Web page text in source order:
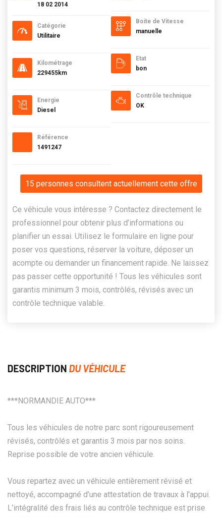
18 02 2014
Catégorie
Utilitaire
Kilométrage
229455km
Energie
Diesel
Référence
1491247
Boite de Vitesse
manuelle
Etat
bon
Contrôle technique
OK
15 personnes consultent actuellement cette offre
Ce véhicule vous intéresse ? Contactez directement le
professionnel pour obtenir plus d’informations ou
planifier un essai. Utilisez le formulaire en ligne pour
poser vos questions, réserver la voiture, déposer un
acompte ou demander un financement rapide. Ne laissez
pas passer cette opportunité ! Tous les véhicules sont
garantis minimum 3 mois, contrôlés, révisés avec un
contrôle technique valable.
DESCRIPTION DU VÉHICULE
***NORMANDIE AUTO***
Tous les véhicules de notre parc sont rigoureusement
révisés, contrôlés et garantis 3 mois par nos soins.
Reprise possible de votre ancien véhicule.
Vous repartez avec un véhicule entièrement révisé et
nettoyé, accompagné d’une attestation de travaux à l'appui.
L’intégralité des frais liés au contrôle technique est prise